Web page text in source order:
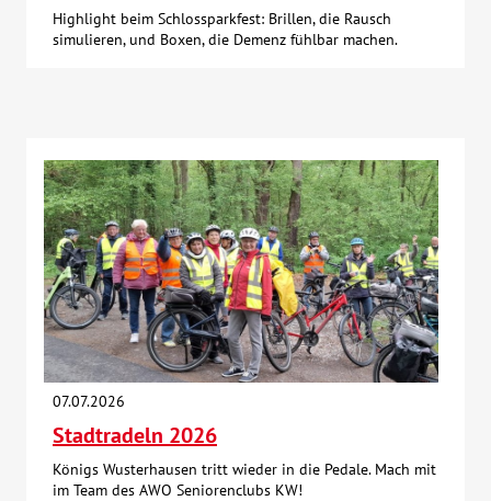
Highlight beim Schlossparkfest: Brillen, die Rausch
simulieren, und Boxen, die Demenz fühlbar machen.
07.07.2026
Stadtradeln 2026
Königs Wusterhausen tritt wieder in die Pedale. Mach mit
im Team des AWO Seniorenclubs KW!